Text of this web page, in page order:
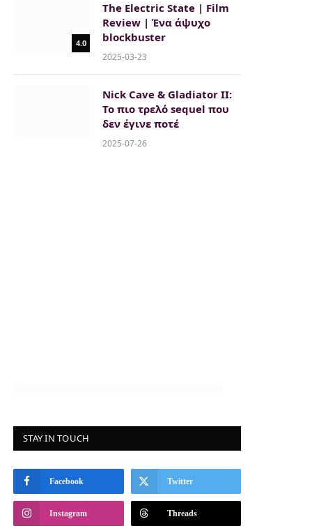
4.0
The Electric State | Film
Review | Ένα άψυχο
blockbuster
2025-03-23
Nick Cave & Gladiator II:
Το πιο τρελό sequel που
δεν έγινε ποτέ
2025-07-26
STAY IN TOUCH
Facebook Twitter
Instagram Threads